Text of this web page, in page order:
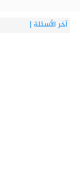
آخر الأسئلة|